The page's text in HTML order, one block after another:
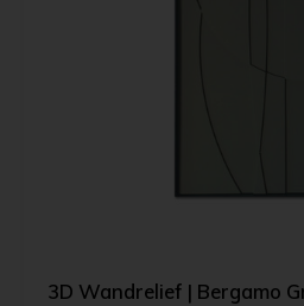
3D Wandrelief | Bergamo